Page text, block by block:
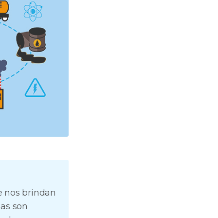
nos brindan
son